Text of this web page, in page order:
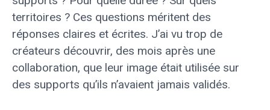
territoires ? Ces questions méritent des
réponses claires et écrites. J’ai vu trop de
créateurs découvrir, des mois après une
collaboration, que leur image était utilisée sur
des supports qu’ils n’avaient jamais validés.